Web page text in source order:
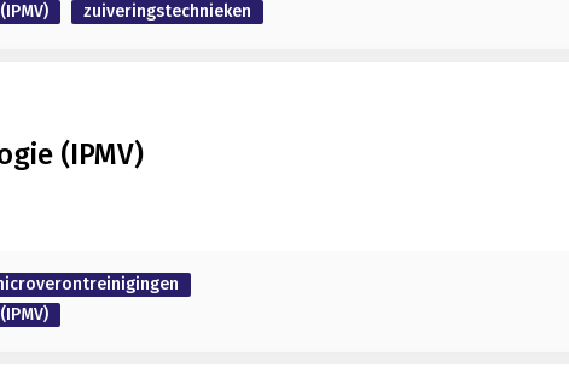
zuiveringstechnieken
(IPMV)